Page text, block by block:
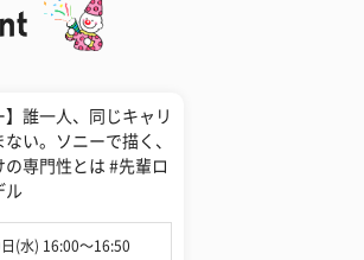
】誰一人、同じキャリ
ない。ソニーで描く、
の専門性とは #先輩ロ
ル
(水) 16:00〜16:50